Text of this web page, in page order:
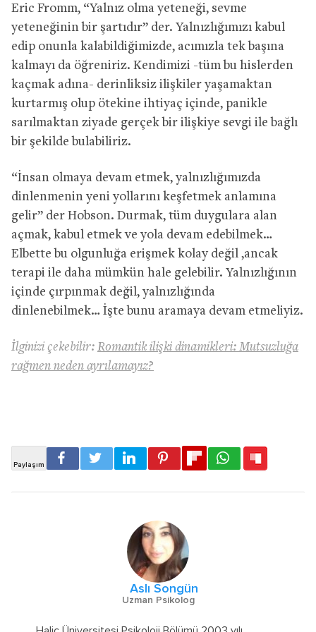
Eric Fromm, “Yalnız olma yeteneği, sevme
yeteneğinin bir şartıdır” der. Yalnızlığımızı kabul
edip onunla kalabildiğimizde, acımızla tek başına
kalmayı da öğreniriz. Kendimizi -tüm bu hislerden
kaçmak adına- derinliksiz ilişkiler yaşamaktan
kurtarmış olup ötekine ihtiyaç içinde, panikle
sarılmaktan ziyade gerçek bir ilişkiye sevgi ile bağlı
bir şekilde bulabiliriz.
“İnsan olmaya devam etmek, yalnızlığımızda
dinlenmenin yeni yollarını keşfetmek anlamına
gelir” der Hobson. Durmak, tüm duygulara alan
açmak, kabul etmek ve yola devam edebilmek…
Elbette bu olgunluğa erişmek kolay değil ,ancak
terapi ile daha mümkün hale gelebilir. Yalnızlığının
içinde çırpınmak değil, yalnızlığında
dinlenebilmek… İşte bunu aramaya devam etmeliyiz.
İlginizi çekebilir: Romantik ilişki dinamikleri: Mutsuzluğa
rağmen neden ayrılamayız?
Aslı Songün
Uzman Psikolog